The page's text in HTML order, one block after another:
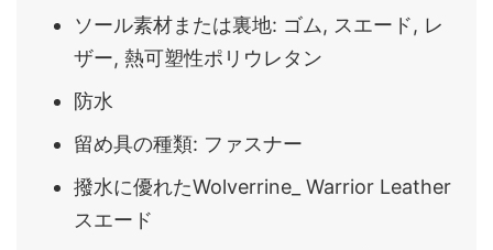
ソール素材または裏地: ゴム, スエード, レ
ザー, 熱可塑性ポリウレタン
防水
留め具の種類: ファスナー
撥水に優れたWolverrine_ Warrior Leather
スエード